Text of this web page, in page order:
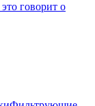
говорит о